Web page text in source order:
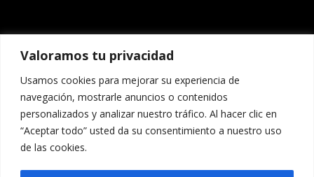
Valoramos tu privacidad
Usamos cookies para mejorar su experiencia de
navegación, mostrarle anuncios o contenidos
personalizados y analizar nuestro tráfico. Al hacer clic en
“Aceptar todo” usted da su consentimiento a nuestro uso
de las cookies.